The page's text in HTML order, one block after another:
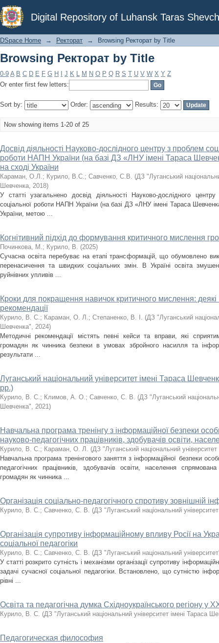
Digital Repository of Luhansk Taras
Browsing Ректорат by Title
DSpace Home → Ректорат → Browsing Ректорат by Title
Browsing Ректорат by Title
0-9 A B C D E F G H J K L M N O P Q R S T U V W X Y Z
Or enter first few letters:
Sort by: Order: Results:
Now showing items 1-20 of 25
Досвід діяльності Науково-дослідного центру з проблем
роботи НАПН України (на базі ДЗ «ЛНУ імені Тараса
на сході України
Караман, О.Л.; Курило, В.С.; Савченко, С.В. (ДЗ "Луганський
Шевченка, 2018)
У статті узагальнено досвід діяльності Науково-дослідного
соціальної роботи НАПН України (на базі ДЗ «ЛНУ імені Тараса
України, метою ...
Когнітивний підхід до формування критичного мислення
Починкова, М.; Курило, В. (2025)
Сучасна освіта перебуває на етапі трансформацій, що обумовлено
перенасичення та швидких соціальних змін. В Україні освіта
руйнівних упливів ...
Кроки для покращення навичок критичного мислення:
рекомендації
Курило, В. С.; Караман, О. Л.; Степаненко, В. І. (ДЗ "Луганський
Шевченка", 2024)
Методичні рекомендації містять певні кейси та вправи, які
громадян як чинника безпеки в умовах збройного насилля та
результати ...
Луганський національний університет імені Тараса
рр.)
Курило, В. С.; Климов, А. О.; Савченко, С. В. (ДЗ "Луганський
Шевченка", 2021)
Навчальна програма тренінгу з інформаційної безпеки
науково-педагогічних працівників, здобувачів освіти,
Курило, В. С.; Караман, О. Л. (ДЗ "Луганський національний
Навчальна програма тренінгового заняття з інформаційної безпеки
педагогічних працівників, здобувачів освіти, населення
громадян як чинника ...
Організація соціально-педагогічного спротиву зовнішній
Курило, В. С.; Савченко, С. В. (ДЗ "Луганський національний
Організація супротиву інформаційному впливу Росії на
соціальної педагогіки
Курило, В. С.; Савченко, С. В. (ДЗ "Луганський національний
У статті розкрито сутність і механізми організації супротиву
задачі сучасної соціальної педагогіки. Встановлено, що сутністю
рівні ...
Освіта та педагогічна думка Східноукраїнського регіону у XX
Курило, В. С. (ДЗ "Луганський національний університет імені Тараса
Педагогическая философия